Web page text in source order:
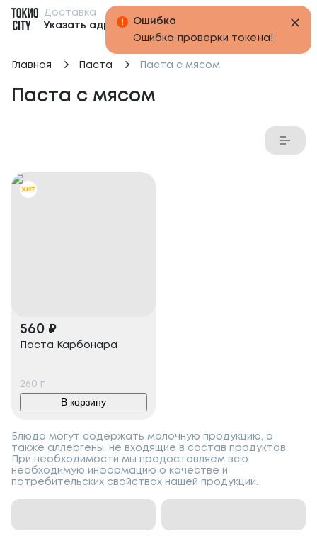
Доставка
Указать адрес
Главная Паста Паста с мясом
Паста с мясом
560 ₽
Паста Карбонара
260 г
В корзину
Блюда могут содержать молочную продукцию, а
также аллергены, не входящие в состав продуктов.
При необходимости мы предоставляем всю
необходимую информацию о качестве и
потребительских свойствах нашей продукции.
Ошибка
Ошибка проверки токена!